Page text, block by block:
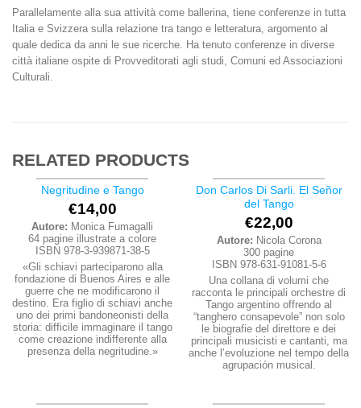
Parallelamente alla sua attività come ballerina, tiene conferenze in tutta
Italia e Svizzera sulla relazione tra tango e letteratura, argomento al
quale dedica da anni le sue ricerche. Ha tenuto conferenze in diverse
città italiane ospite di Provveditorati agli studi, Comuni ed Associazioni
Culturali.
RELATED PRODUCTS
Negritudine e Tango
€14,00
Autore: Monica Fumagalli
64 pagine illustrate a colore
ISBN 978-3-939871-38-5
«Gli schiavi parteciparono alla
fondazione di Buenos Aires e alle
guerre che ne modificarono il
destino. Era figlio di schiavi anche
uno dei primi bandoneonisti della
storia: difficile immaginare il tango
come creazione indifferente alla
presenza della negritudine.»
Don Carlos Di Sarli. El Señor
del Tango
€22,00
Autore: Nicola Corona
300 pagine
ISBN 978-631-91081-5-6
Una collana di volumi che
racconta le principali orchestre di
Tango argentino offrendo al
“tanghero consapevole” non solo
le biografie del direttore e dei
principali musicisti e cantanti, ma
anche l’evoluzione nel tempo della
agrupación musical.